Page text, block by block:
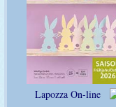
Lapozza On-line